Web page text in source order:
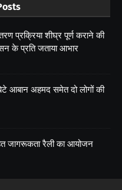
प्रक्रिया शीघ्र पूर्ण कराने की
के प्रति जताया आभार
आबान अहमद समेत दो लोगों की
जागरूकता रैली का आयोजन